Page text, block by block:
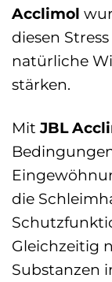
Acclimol
diesen
natürliche
stärken.
MitJBL
die
Gleichzeitig
Substanzen